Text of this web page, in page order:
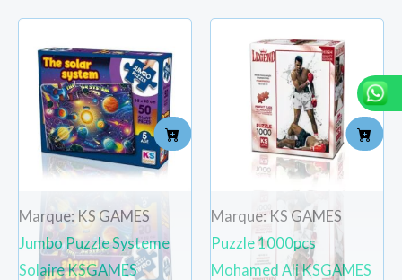
Marque: KS GAMES
Jumbo Puzzle Systeme
Solaire KSGAMES
Marque: KS GAMES
Puzzle 1000pcs
Mohamed Ali KSGAMES